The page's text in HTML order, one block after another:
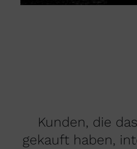
Kunden, die
gekauft haben,